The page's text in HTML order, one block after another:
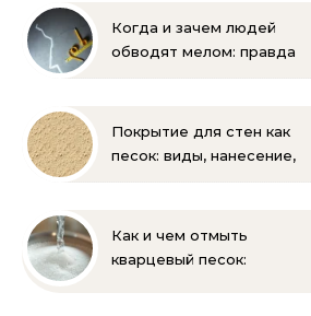
Когда и зачем людей
обводят мелом: правда
Покрытие для стен как
песок: виды, нанесение,
Как и чем отмыть
кварцевый песок: